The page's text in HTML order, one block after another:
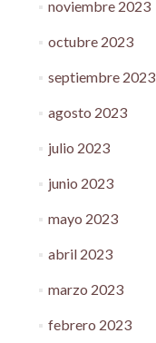
noviembre 2023
octubre 2023
septiembre 2023
agosto 2023
julio 2023
junio 2023
mayo 2023
abril 2023
marzo 2023
febrero 2023